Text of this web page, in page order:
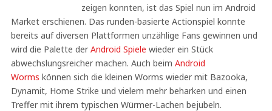
zeigen konnten, ist das Spiel nun im Android
Market erschienen. Das runden-basierte Actionspiel konnte
bereits auf diversen Plattformen unzählige Fans gewinnen und
wird die Palette der Android Spiele wieder ein Stück
abwechslungsreicher machen. Auch beim Android
Worms können sich die kleinen Worms wieder mit Bazooka,
Dynamit, Home Strike und vielem mehr beharken und einen
Treffer mit ihrem typischen Würmer-Lachen bejubeln.